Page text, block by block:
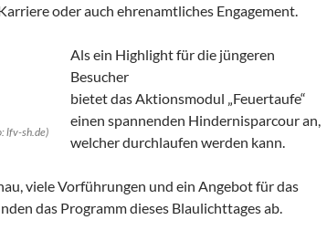
oder auch ehrenamtliches Engagement.
lfv-sh.de)
Als ein Highlight für die jüngeren
Besucher
bietet das Aktionsmodul „Feuertaufe“
einen spannenden Hindernisparcour an,
welcher durchlaufen werden kann.
viele Vorführungen und ein Angebot für das
das Programm dieses Blaulichttages ab.